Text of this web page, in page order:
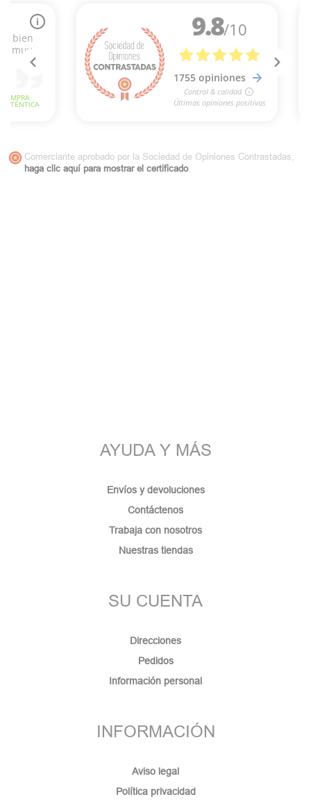
Comerciante aprobado por la Sociedad de Opiniones Contrastadas,
haga clic aquí para mostrar el certificado.
AYUDA Y MÁS
Envíos y devoluciones
Contáctenos
Trabaja con nosotros
Nuestras tiendas
SU CUENTA
Direcciones
Pedidos
Información personal
INFORMACIÓN
Aviso legal
Política privacidad